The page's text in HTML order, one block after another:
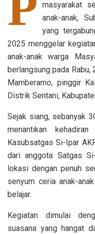
masyarakat
anak-anak,
yang
2025 menggelar
anak-anak warga
berlangsung pada
Mamberamo, pinggir
Distrik Sentani,
Sejak siang, sebanyak
menantikan
Kasubsatgas Si-Ipar
dari anggota Satgas
lokasi dengan penuh
senyum ceria anak-
belajar.
Kegiatan dimulai
suasana yang hangat